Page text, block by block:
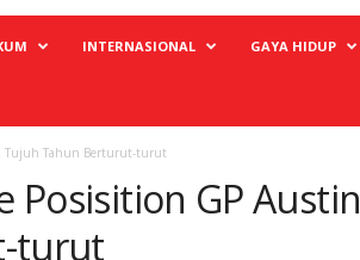
INTERNASIONAL GAYA HIDUP
Tujuh Tahun Berturut-turut
Posisition GP Austin
turut